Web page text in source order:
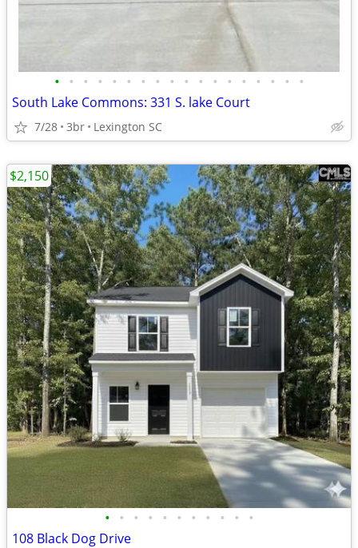
• • • • • • • • • • • • • • • • • •
South Lake Commons: 331 S. lake Court
7/28 3br Lexington SC
• • • • • • • • • • •
108 Black Dog Drive
$2,150